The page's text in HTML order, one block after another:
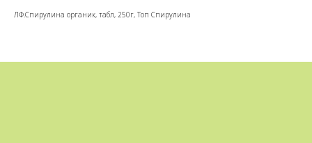
ЛФ.Спирулина органик, табл, 250г, Топ Спирулина